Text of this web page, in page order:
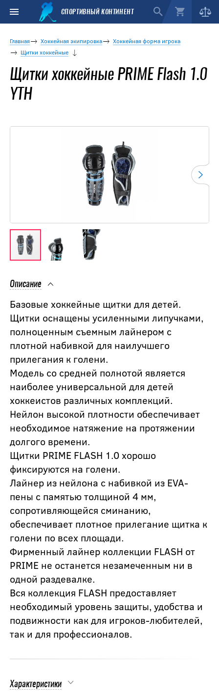
СПОРТИВНЫЙ КОНТИНЕНТ
Главная Хоккейная экипировка
Хоккейная форма игрока
Щитки хоккейные
Щитки хоккейные PRIME Flash 1.0
YTH
Описание
Базовые хоккейные щитки для детей.
Щитки оснащены усиленными липучками,
полноценным съемным лайнером с
плотной набивкой для наилучшего
прилегания к голени.
Модель со средней полнотой является
наиболее универсальной для детей
хоккеистов различных комплекций.
Нейлон высокой плотности обеспечивает
необходимое натяжение на протяжении
долгого времени.
Щитки PRIME FLASH 1.0 хорошо
фиксируются на голени.
Лайнер из нейлона с набивкой из EVA-
пены с памятью толщиной 4 мм,
сопротивляющейся сминанию,
обеспечивает плотное прилегание щитка к
голени по всех площади.
Фирменный лайнер коллекции FLASH от
PRIME не останется незамеченным ни в
одной раздевалке.
Вся коллекция FLASH предоставляет
необходимый уровень защиты, удобства и
подвижности как для игроков-любителей,
так и для профессионалов.
Характеристики